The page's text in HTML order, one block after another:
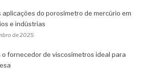
aplicações do porosímetro de mercúrio em
e indústrias
de 2025
o fornecedor de viscosímetros ideal para